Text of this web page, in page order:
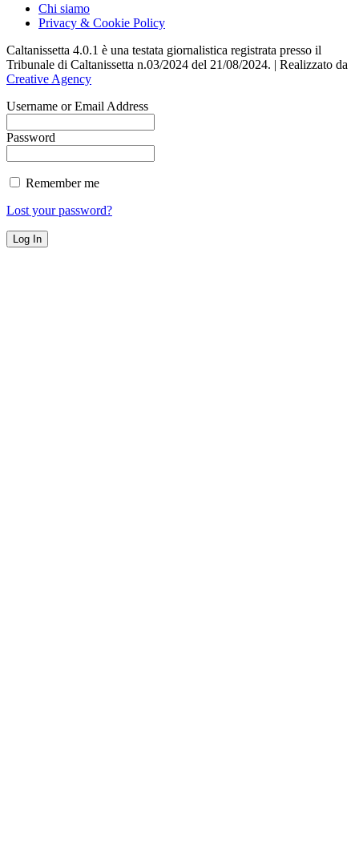
Chi siamo
Privacy & Cookie Policy
Caltanissetta 4.0.1 è una testata giornalistica registrata presso il
Tribunale di Caltanissetta n.03/2024 del 21/08/2024. | Realizzato da
Creative Agency
Username or Email Address
Password
Remember me
Lost your password?